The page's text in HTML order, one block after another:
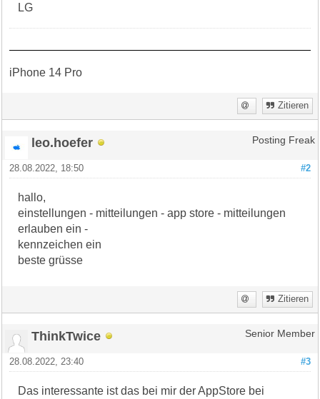
LG
iPhone 14 Pro
Zitieren
leo.hoefer Posting Freak
#2
28.08.2022, 18:50
hallo,
einstellungen - mitteilungen - app store - mitteilungen
erlauben ein -
kennzeichen ein
beste grüsse
Zitieren
ThinkTwice Senior Member
#3
28.08.2022, 23:40
Das interessante ist das bei mir der AppStore bei